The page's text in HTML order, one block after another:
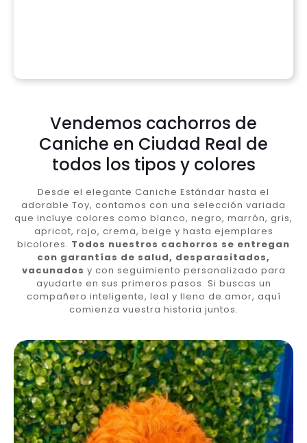
Vendemos cachorros de
Caniche en Ciudad Real de
todos los tipos y colores
Desde el elegante Caniche Estándar hasta el
adorable Toy, contamos con una selección variada
que incluye colores como blanco, negro, marrón, gris,
apricot, rojo, crema, beige y hasta ejemplares
bicolores. Todos nuestros cachorros se entregan
con garantías de salud, desparasitados,
vacunados y con seguimiento personalizado para
ayudarte en sus primeros pasos. Si buscas un
compañero inteligente, leal y lleno de amor, aquí
comienza vuestra historia juntos.